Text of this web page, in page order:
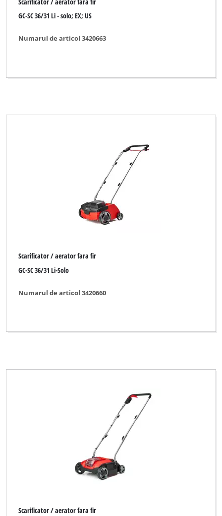
GC-SC 36/31 Li - solo; EX; US
Numarul de articol 3420663
Scarificator / aerator fara fir
GC-SC 36/31 Li-Solo
Numarul de articol 3420660
Scarificator / aerator fara fir